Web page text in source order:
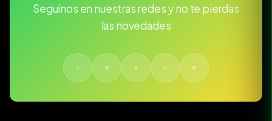
Seguinos en nuestras redes y no te pierdas
las novedades